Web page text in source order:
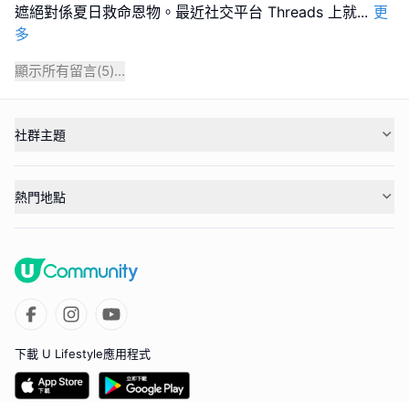
遮絕對係夏日救命恩物。最近社交平台 Threads 上就... 更
多
顯示所有留言(5)...
社群主題
熱門地點
下載 U Lifestyle應用程式